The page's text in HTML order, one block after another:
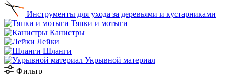
Инструменты для ухода за деревьями и кустарниками
Тяпки и мотыги
Канистры
Лейки
Шланги
Укрывной материал
Фильтр